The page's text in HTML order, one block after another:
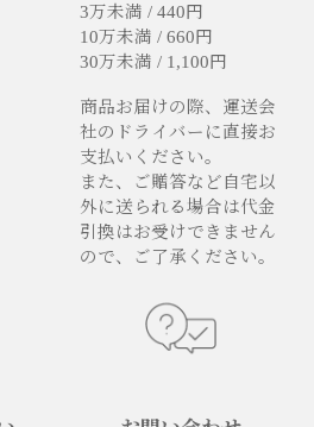
3万未満 / 440円
10万未満 / 660円
30万未満 / 1,100円
商品お届けの際、運送会
社のドライバーに直接お
支払いください。
また、ご贈答など自宅以
外に送られる場合は代金
引換はお受けできません
ので、ご了承ください。